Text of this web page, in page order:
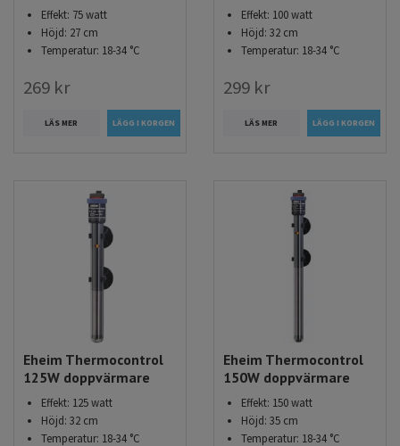
Effekt: 75 watt
Höjd: 27 cm
Temperatur: 18-34 °C
269 kr
LÄS MER
Effekt: 100 watt
Höjd: 32 cm
Temperatur: 18-34 °C
299 kr
LÄS MER
Eheim Thermocontrol
125W doppvärmare
Effekt: 125 watt
Höjd: 32 cm
Temperatur: 18-34 °C
Eheim Thermocontrol
150W doppvärmare
Effekt: 150 watt
Höjd: 35 cm
Temperatur: 18-34 °C